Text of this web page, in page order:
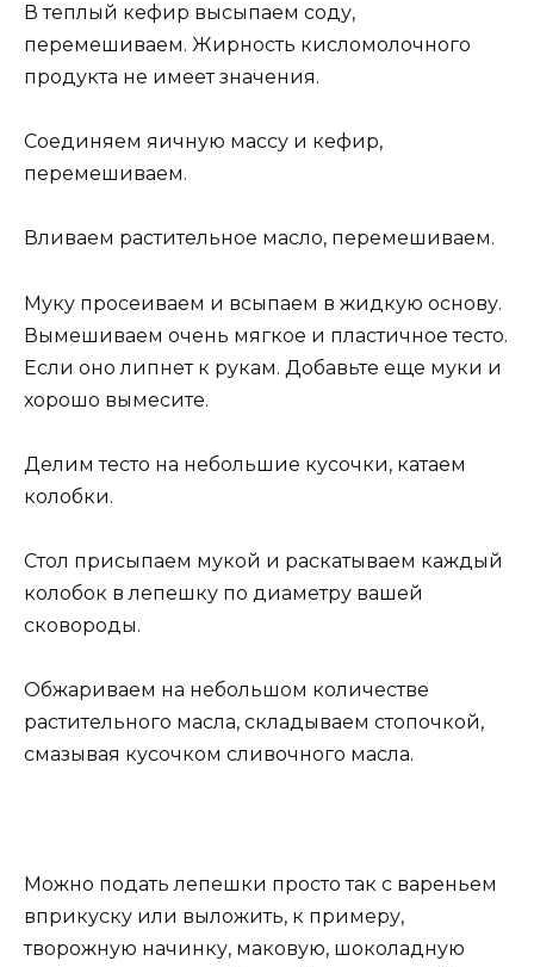
В теплый кефир высыпаем соду,
перемешиваем. Жирность кисломолочного
продукта не имеет значения.
Соединяем яичную массу и кефир,
перемешиваем.
Вливаем растительное масло, перемешиваем.
Муку просеиваем и всыпаем в жидкую основу.
Вымешиваем очень мягкое и пластичное тесто.
Если оно липнет к рукам. Добавьте еще муки и
хорошо вымесите.
Делим тесто на небольшие кусочки, катаем
колобки.
Стол присыпаем мукой и раскатываем каждый
колобок в лепешку по диаметру вашей
сковороды.
Обжариваем на небольшом количестве
растительного масла, складываем стопочкой,
смазывая кусочком сливочного масла.
Можно подать лепешки просто так с вареньем
вприкуску или выложить, к примеру,
творожную начинку, маковую, шоколадную